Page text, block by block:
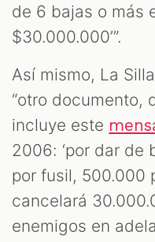
de 6 bajas o más
$30.000.000’”.
Así mismo, La
“otro documento,
incluye este
2006: ‘por dar de
por fusil, 500.000
cancelará
enemigos en